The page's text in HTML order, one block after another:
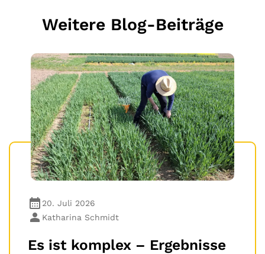
Weitere Blog-Beiträge
20. Juli 2026
Katharina Schmidt
Es ist komplex – Ergebnisse